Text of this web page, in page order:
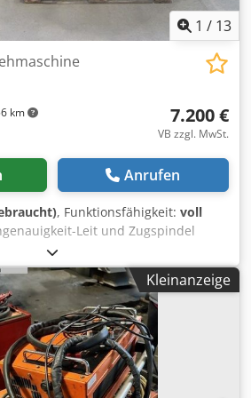
1 / 13
km 7.200 €
VB zzgl. MwSt.
Anrufen
, Funktionsfähigkeit: voll
Leit und Zugspindel
B30 LZS mit Zubehörschrank 3 Achs
UNI Technische Daten: >>
Spitzenweite 560 mm >>
>> Gr. Umlaufdurchmesser:
Planvorschübe >> Gewinde
von 30-3000 1/min
Aexyh Ndsgusa 3 Achs
mit: >>
Kleinanzeige